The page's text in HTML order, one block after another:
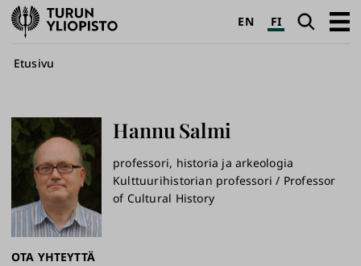
Turun
yliopisto
EN FI Haku
Avaa
Murupolku
Etusivu
Hannu Salmi
professori, historia ja arkeologia
Kulttuurihistorian professori / Professor
of Cultural History
OTA YHTEYTTÄ